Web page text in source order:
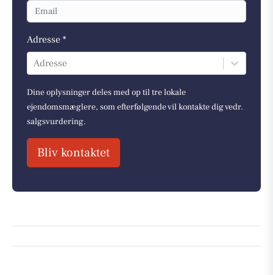
Adresse *
Adresse
Dine oplysninger deles med op til tre lokale
ejendomsmæglere, som efterfølgende vil kontakte dig vedr.
salgsvurdering.
Bliv kontaktet